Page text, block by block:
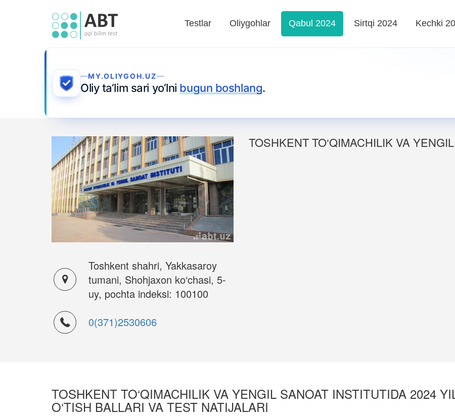
Testlar Oliygohlar Qabul 2024 Sirtqi 2024 Kechki
MY.OLIYGOH.UZ
Oliy ta‘lim sari yo‘lni bugun boshlang.
Toshkent shahri, Yakkasaroy
tumani, Shohjaxon ko‘chasi, 5-
uy, pochta indeksi: 100100
0(371)2530606
TOSHKENT TO‘QIMACHILIK VA
TOSHKENT TO‘QIMACHILIK VA YENGIL SANOAT INSTITUTIDA 2024
O‘TISH BALLARI VA TEST NATIJALARI